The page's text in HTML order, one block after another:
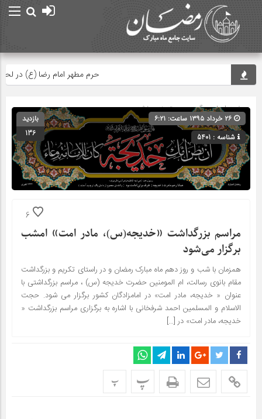
حرم مطهر امام رضا (ع) در لحظه
صفحه اصلی» گروه » دسته‌بندی نشده
شناسه : 5401
بازدید
136
6
مراسم بزرگداشت «خدیجه(س)، مادر امت» امشب
برگزار می‌شود
همزمان با شب و روز دهم ماه مبارک رمضان و در راستای تکریم و بزرگداشت
مقام بانوی رسالت، ام المومنین حضرت خدیجه (س) ، مراسم بزرگداشتی با
عنوان « خدیجه، مادر امت» در امامزادگان کشور برگزار می شود. حجت
الاسلام و المسلمین احمد شرفخانی با اشاره به برگزاری مراسم بزرگداشت «
خدیجه، مادر امت» در […]
پ پ